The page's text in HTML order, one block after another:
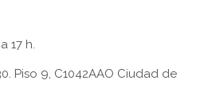
17 h.
Piso 9, C1042AAO Ciudad de